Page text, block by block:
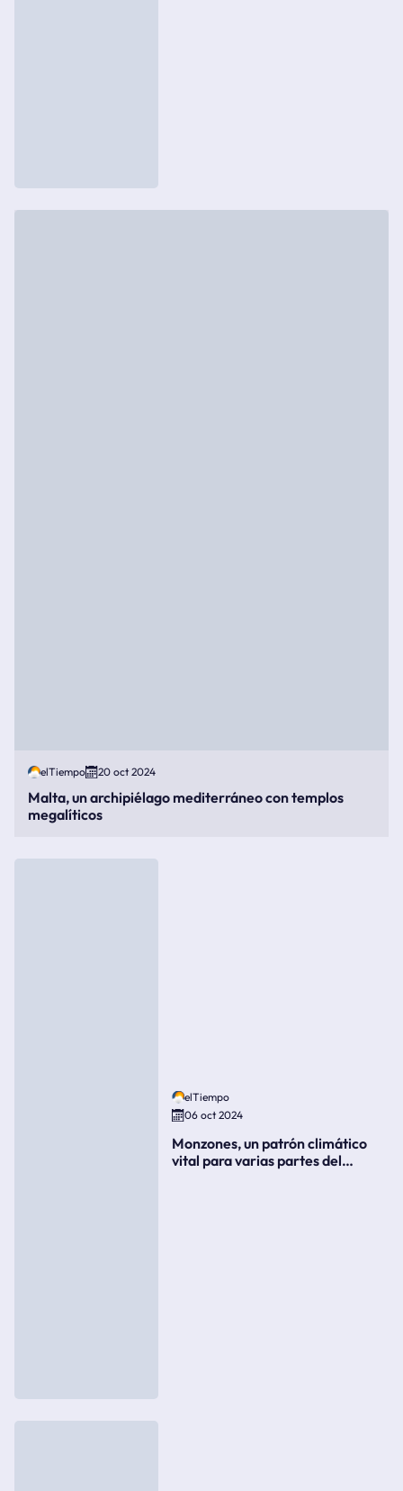
elTiempo 20 oct 2024
Malta, un archipiélago mediterráneo con templos
megalíticos
elTiempo
06 oct 2024
Monzones, un patrón climático
vital para varias partes del